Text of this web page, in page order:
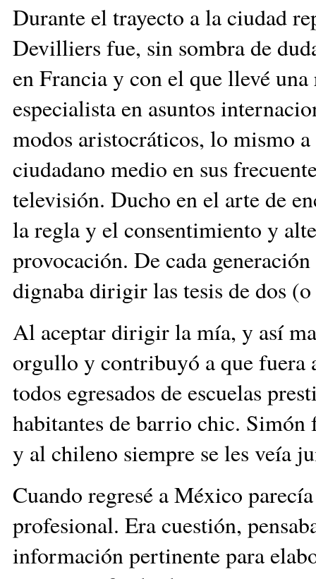
Durante el trayecto a la ciudad
Devilliers fue, sin sombra de
en Francia y con el que llevé
especialista en asuntos
modos aristocráticos, lo mismo
ciudadano medio en sus
televisión. Ducho en el arte de
la regla y el consentimiento y
provocación. De cada
dignaba dirigir las tesis de dos
Al aceptar dirigir la mía, y así
orgullo y contribuyó a que fuera
todos egresados de escuelas
habitantes de barrio chic.
y al chileno siempre se les veía
Cuando regresé a México
profesional. Era cuestión,
información pertinente para